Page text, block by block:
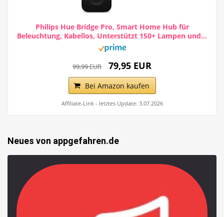
Philips Hue Bridge Pro, Smart Home Hub für
Beleuchtung, Kabellos, Unterstützt 150+ Lampen und...
99,99 EUR 79,95 EUR
Bei Amazon kaufen
Affiliate-Link - letztes Update: 3.07.2026
Neues von appgefahren.de